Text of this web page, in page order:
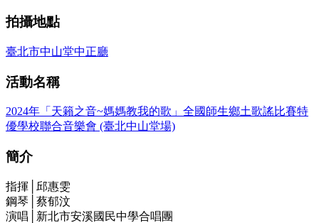
拍攝地點
臺北市中山堂中正廳
活動名稱
2024年「天籟之音~媽媽教我的歌」全國師生鄉土歌謠比賽特
優學校聯合音樂會 (臺北中山堂場)
簡介
指揮│邱惠雯
鋼琴│蔡郁汶
演唱│新北市安溪國民中學合唱團